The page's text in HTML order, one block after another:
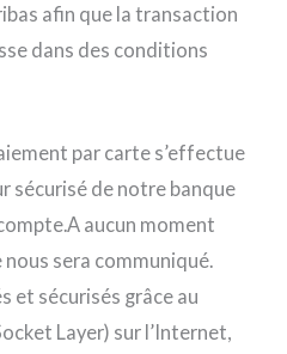
afin que la transaction
dans des conditions
par carte s’effectue
sécurisé de notre banque
aucun moment
sera communiqué.
et sécurisés grâce au
Layer) sur l’Internet,